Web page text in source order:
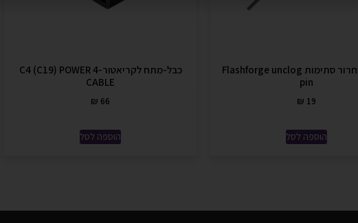
חוטר לשחרור סתימות Flashforge unclog
pin
₪ 19
הוספה לסל
כבל-מתח לקריאטור-4 C4 (C19) POWER
CABLE
₪ 66
הוספה לסל